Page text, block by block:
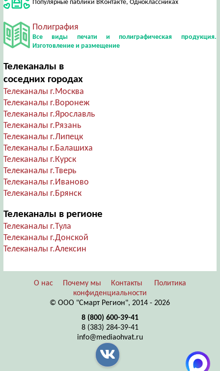
Популярные паблики ВКонтакте, Одноклассниках
Полиграфия
Все виды печати и полиграфическая продукция.
Изготовление и размещение
Телеканалы в
соседних городах
Телеканалы г.Москва
Телеканалы г.Воронеж
Телеканалы г.Ярославль
Телеканалы г.Рязань
Телеканалы г.Липецк
Телеканалы г.Балашиха
Телеканалы г.Курск
Телеканалы г.Тверь
Телеканалы г.Иваново
Телеканалы г.Брянск
Телеканалы в регионе
Телеканалы г.Тула
Телеканалы г.Донской
Телеканалы г.Алексин
О нас Почему мы Контакты
Политика
конфиденциальности
© ООО "Смарт Регион", 2014 - 2026
8 (800) 600-39-41
8 (383) 284-39-41
info@mediaohvat.ru